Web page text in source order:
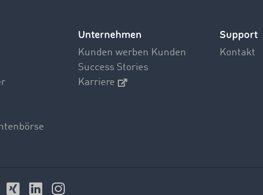
Unternehmen
Kunden werben Kunden
Success Stories
Karriere
Support
Kontakt